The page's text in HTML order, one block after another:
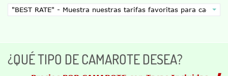
¿QUÉ TIPO DE CAMAROTE DESEA?